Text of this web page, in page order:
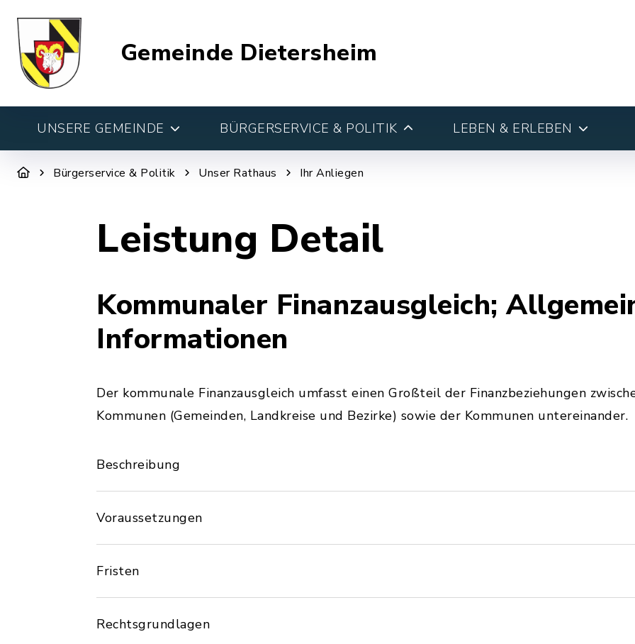
Gemeinde Dietersheim
UNSERE GEMEINDE BÜRGERSERVICE & POLITIK LEBEN & ERLEBEN
Bürgerservice & Politik Unser Rathaus Ihr Anliegen
Leistung Detail
Kommunaler Finanzausgleich;
Informationen
Der kommunale Finanzausgleich umfasst einen Großteil der Finanzbeziehungen
Kommunen (Gemeinden, Landkreise und Bezirke) sowie der Kommunen untereinander.
Beschreibung
Voraussetzungen
Fristen
Rechtsgrundlagen